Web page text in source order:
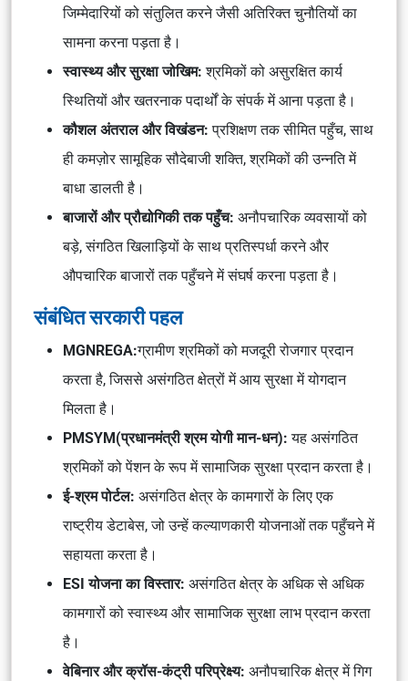
जिम्मेदारियों को संतुलित करने जैसी अतिरिक्त चुनौतियों का
सामना करना पड़ता है।
स्वास्थ्य और सुरक्षा जोखिम:श्रमिकों को असुरक्षित कार्य
स्थितियों और खतरनाक पदार्थों के संपर्क में आना पड़ता है।
कौशल अंतराल और विखंडन:प्रशिक्षण तक सीमित पहुँच, साथ
ही कमज़ोर सामूहिक सौदेबाजी शक्ति, श्रमिकों की उन्नति में
बाधा डालती है।
बाजारों और प्रौद्योगिकी तक पहुँच: अनौपचारिक व्यवसायों को
बड़े, संगठित खिलाड़ियों के साथ प्रतिस्पर्धा करने और
औपचारिक बाजारों तक पहुँचने में संघर्ष करना पड़ता है।
संबंधित सरकारी पहल
MGNREGA:ग्रामीण श्रमिकों को मजदूरी रोजगार प्रदान
करता है, जिससे असंगठित क्षेत्रों में आय सुरक्षा में योगदान
मिलता है।
PMSYM(प्रधानमंत्री श्रम योगी मान-धन):यह असंगठित
श्रमिकों को पेंशन के रूप में सामाजिक सुरक्षा प्रदान करता है।
ई-श्रम पोर्टल: असंगठित क्षेत्र के कामगारों के लिए एक
राष्ट्रीय डेटाबेस, जो उन्हें कल्याणकारी योजनाओं तक पहुँचने में
सहायता करता है।
ESI योजना का विस्तार: असंगठित क्षेत्र के अधिक से अधिक
कामगारों को स्वास्थ्य और सामाजिक सुरक्षा लाभ प्रदान करता
है।
वेबिनार और क्रॉस-कंट्री परिप्रेक्ष्य: अनौपचारिक क्षेत्र में गिग